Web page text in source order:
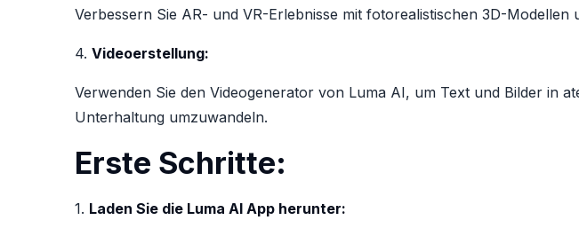
Verbessern Sie AR- und VR-Erlebnisse mit fotorealistischen 3D-
4. Videoerstellung:
Verwenden Sie den Videogenerator von Luma AI, um Text und Bilder in
Unterhaltung umzuwandeln.
Erste Schritte:
1. Laden Sie die Luma AI App herunter: